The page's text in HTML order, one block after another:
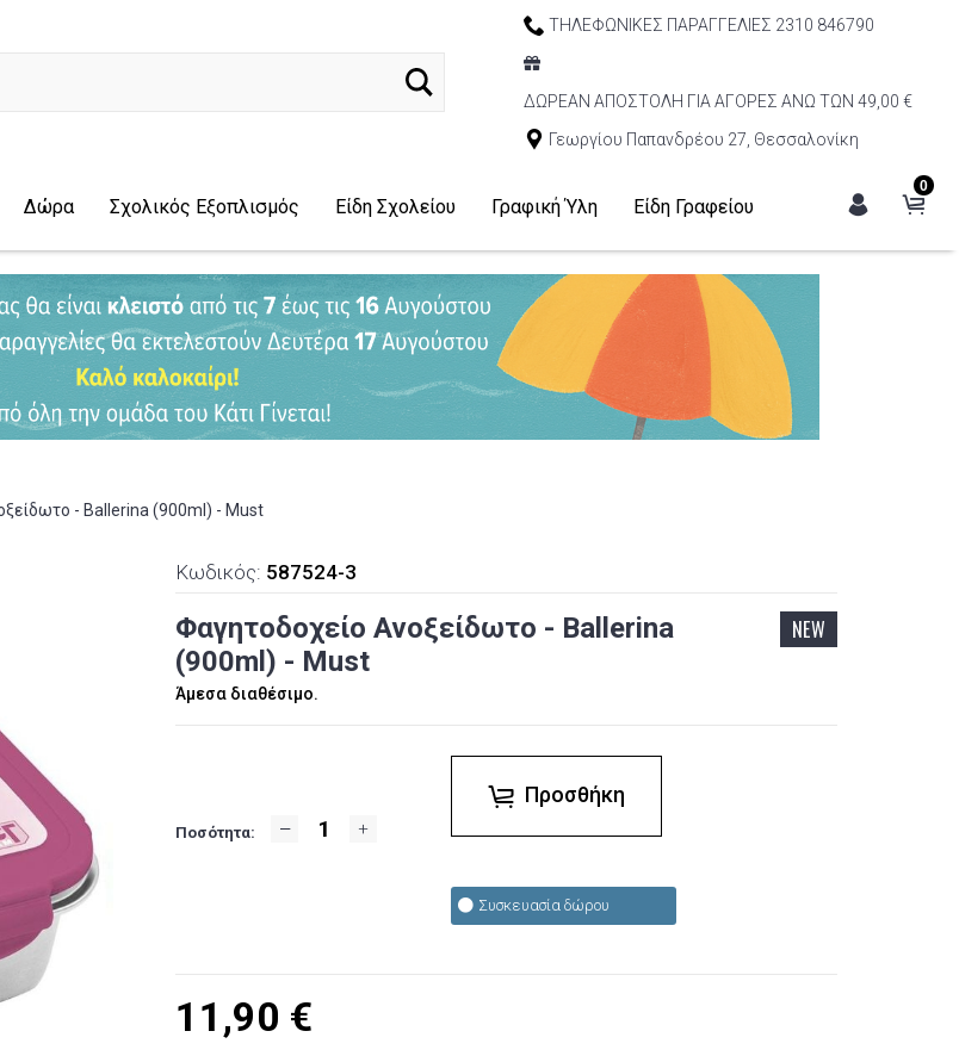
ΤΗΛΕΦΩΝΙΚΕΣ ΠΑΡΑΓΓΕΛΙΕΣ 2310 846790
ΔΩΡΕΑΝ ΑΠΟΣΤΟΛΗ ΓΙΑ ΑΓΟΡΕΣ ΑΝΩ ΤΩΝ 49,00 €
Γεωργίου Παπανδρέου 27, Θεσσαλονίκη
0
Δώρα Σχολικός Εξοπλισμός Είδη Σχολείου Γραφική Ύλη Είδη Γραφείου
- Ballerina (900ml) - Must
Κωδικός: 587524-3
Φαγητοδοχείο Ανοξείδωτο - Ballerina
(900ml) - Must
NEW
Άμεσα διαθέσιμο.
Ποσότητα:
Προσθήκη
Συσκευασία δώρου
11,90 €